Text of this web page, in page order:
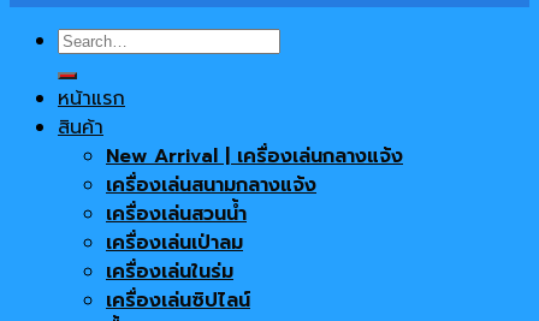
Search
for:
หน้าแรก
สินค้า
New Arrival | เครื่องเล่นกลางแจ้ง
เครื่องเล่นสนามกลางแจ้ง
เครื่องเล่นสวนน้ำ
เครื่องเล่นเป่าลม
เครื่องเล่นในร่ม
เครื่องเล่นซิปไลน์